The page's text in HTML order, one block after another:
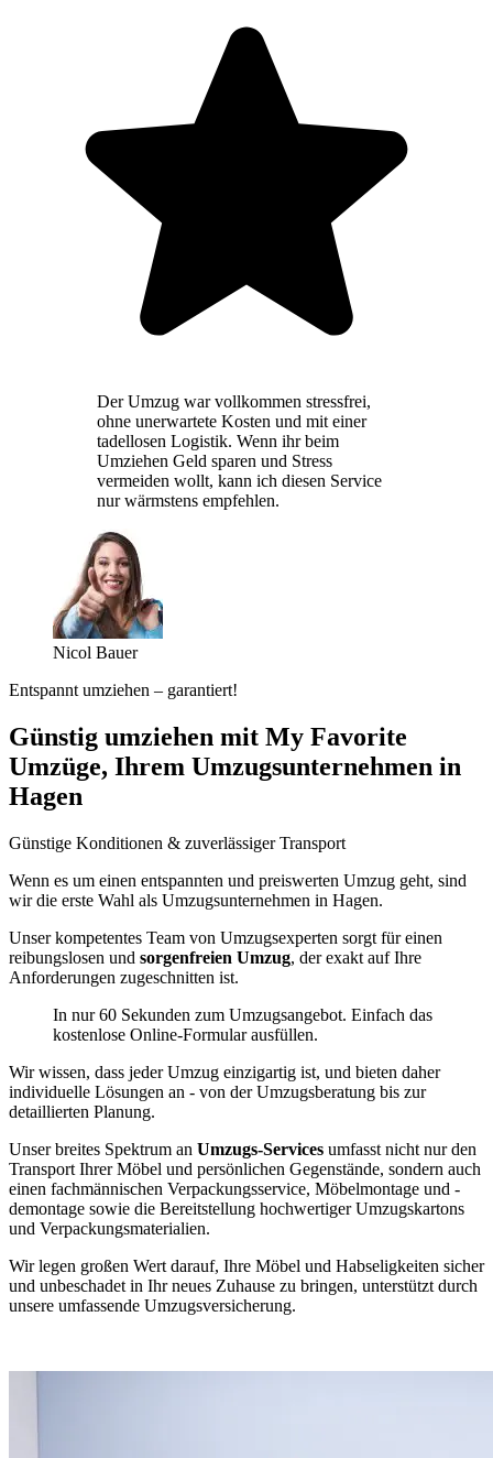
Der Umzug war vollkommen stressfrei,
ohne unerwartete Kosten und mit einer
tadellosen Logistik. Wenn ihr beim
Umziehen Geld sparen und Stress
vermeiden wollt, kann ich diesen Service
nur wärmstens empfehlen.
Nicol Bauer
Entspannt umziehen – garantiert!
Günstig umziehen mit My Favorite
Umzüge, Ihrem Umzugsunternehmen in
Hagen
Günstige Konditionen & zuverlässiger Transport
Wenn es um einen entspannten und preiswerten Umzug geht, sind
wir die erste Wahl als Umzugsunternehmen in Hagen.
Unser kompetentes Team von Umzugsexperten sorgt für einen
reibungslosen und sorgenfreien Umzug, der exakt auf Ihre
Anforderungen zugeschnitten ist.
In nur 60 Sekunden zum Umzugsangebot. Einfach das
kostenlose Online-Formular ausfüllen.
Wir wissen, dass jeder Umzug einzigartig ist, und bieten daher
individuelle Lösungen an - von der Umzugsberatung bis zur
detaillierten Planung.
Unser breites Spektrum an Umzugs-Services umfasst nicht nur den
Transport Ihrer Möbel und persönlichen Gegenstände, sondern auch
einen fachmännischen Verpackungsservice, Möbelmontage und -
demontage sowie die Bereitstellung hochwertiger Umzugskartons
und Verpackungsmaterialien.
Wir legen großen Wert darauf, Ihre Möbel und Habseligkeiten sicher
und unbeschadet in Ihr neues Zuhause zu bringen, unterstützt durch
unsere umfassende Umzugsversicherung.